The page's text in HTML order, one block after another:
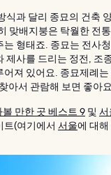
식과 달리 종묘의 건축
맞배지붕은 탁월한 전
형태죠. 종묘는 전사
제사를 드리는 정전, 조
져 있어요. 종묘제례는
아서 관람해 보면 좋아요.
만한 곳 베스트 9 및 서
트(여기에서 서울에 대